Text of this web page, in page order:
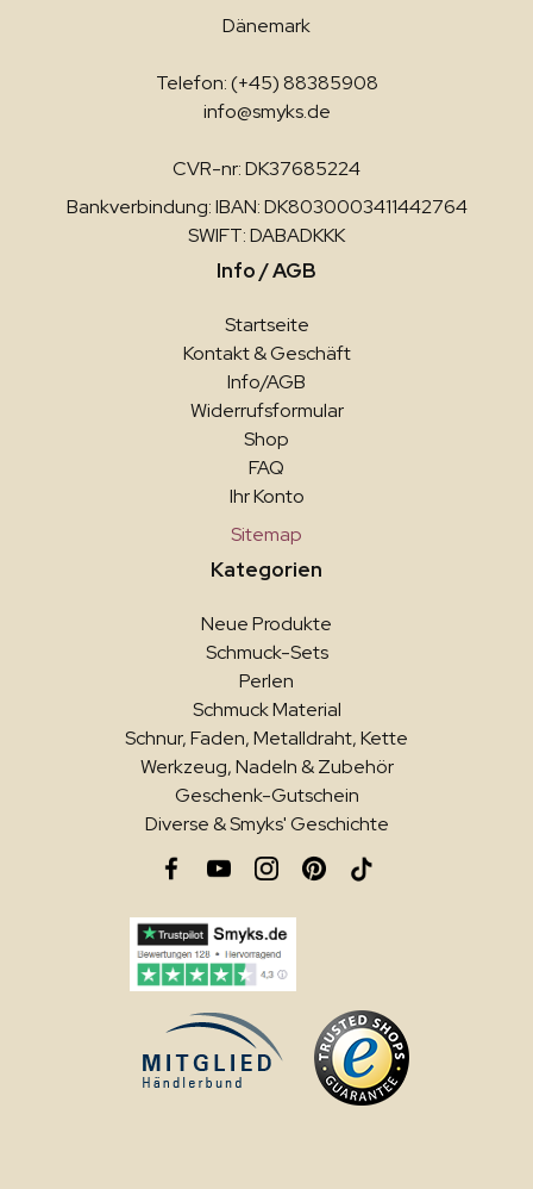
Dänemark
Telefon: (+45) 88385908
info@smyks.de
CVR-nr: DK37685224
Bankverbindung: IBAN: DK8030003411442764
SWIFT: DABADKKK
Info / AGB
Startseite
Kontakt & Geschäft
Info/AGB
Widerrufsformular
Shop
FAQ
Ihr Konto
Sitemap
Kategorien
Neue Produkte
Schmuck-Sets
Perlen
Schmuck Material
Schnur, Faden, Metalldraht, Kette
Werkzeug, Nadeln & Zubehör
Geschenk-Gutschein
Diverse & Smyks' Geschichte